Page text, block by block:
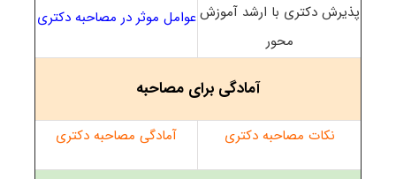
پذیرش دکتری با ارشد آموزش
محور
عوامل موثر در مصاحبه دکتری
آمادگی برای مصاحبه
نکات مصاحبه دکتری آمادگی مصاحبه دکتری